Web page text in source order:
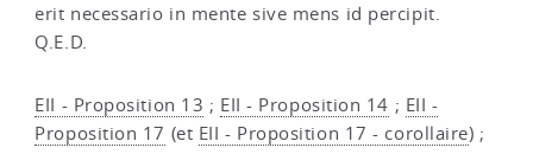
erit necessario in mente sive mens id percipit.
Q.E.D.
EII - Proposition 13 ; EII - Proposition 14 ; EII -
Proposition 17 (et EII - Proposition 17 - corollaire) ;